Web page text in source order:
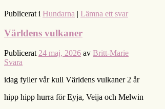
Publicerat i Hundarna | Lämna ett svar
Världens vulkaner
Publicerat 24 maj, 2026 av Britt-Marie
Svara
idag fyller vår kull Världens vulkaner 2 år
hipp hipp hurra för Eyja, Veija och Melwin